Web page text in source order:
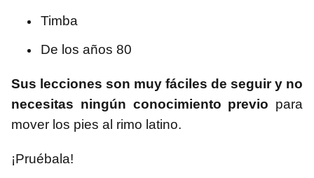
Timba
De los años 80
Sus lecciones son muy fáciles de seguir y no
necesitas ningún conocimiento previo para
mover los pies al rimo latino.
¡Pruébala!